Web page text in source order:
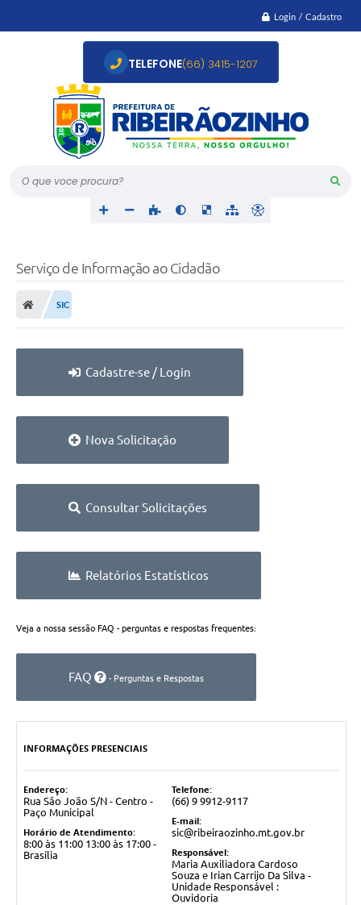
Login / Cadastro
O que voce procura?
TELEFONE(66) 3415-1207
Serviço de Informação ao Cidadão
SIC
Cadastre-se / Login
Nova Solicitação
Consultar Solicitações
Relatórios Estatísticos
Veja a nossa sessão FAQ - perguntas e respostas frequentes:
FAQ - Perguntas e Respostas
INFORMAÇÕES PRESENCIAIS
Endereço:
Rua São João S/N - Centro -
Paço Municipal
Horário de Atendimento:
8:00 às 11:00 13:00 às 17:00 -
Brasília
Telefone:
(66) 9 9912-9117
E-mail:
sic@ribeiraozinho.mt.gov.br
Responsável:
Maria Auxiliadora Cardoso
Souza e Irian Carrijo Da Silva -
Unidade Responsável :
Ouvidoria